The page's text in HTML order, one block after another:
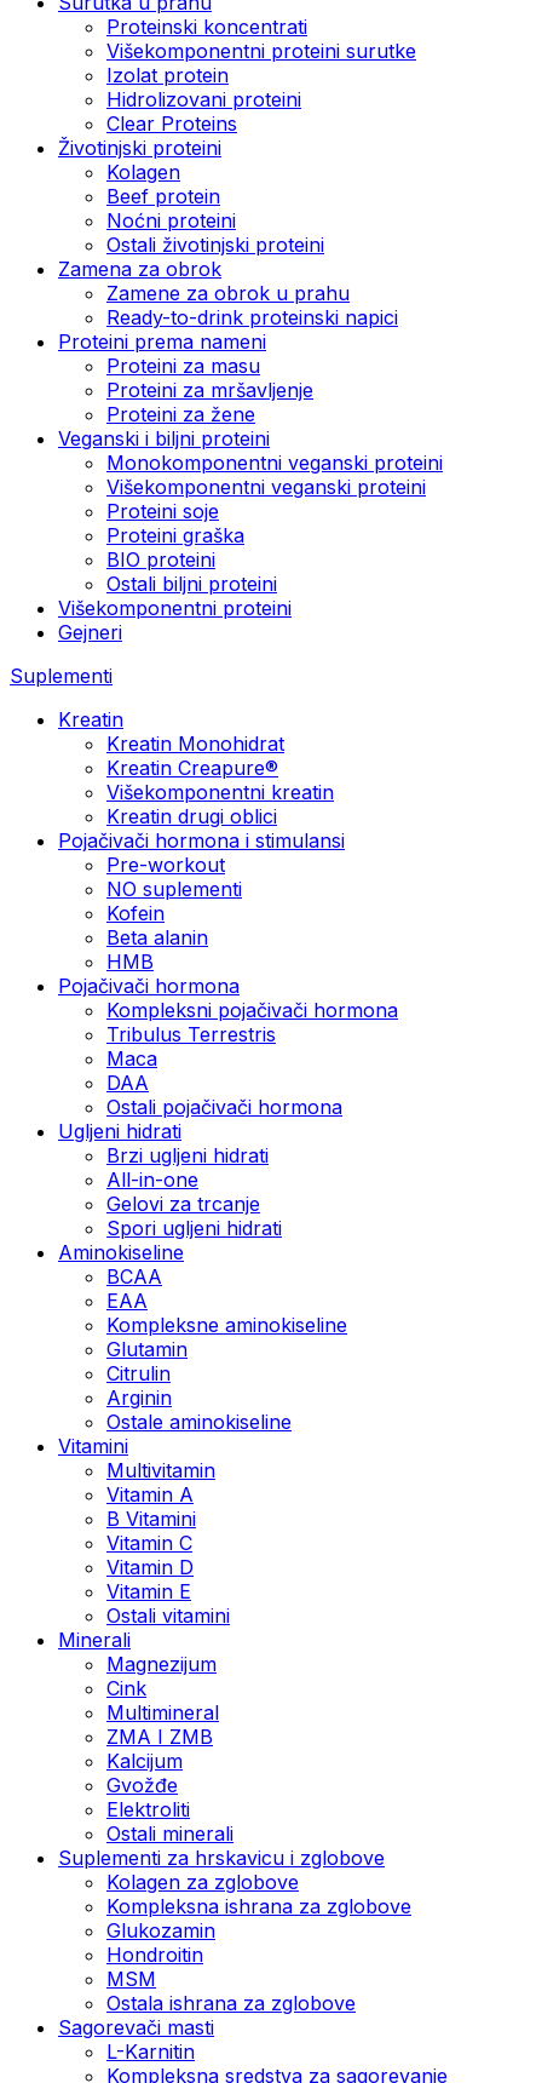
Proteinski koncentrati
Višekomponentni proteini surutke
Izolat protein
Hidrolizovani proteini
Clear Proteins
Životinjski proteini
Kolagen
Beef protein
Noćni proteini
Ostali životinjski proteini
Zamena za obrok
Zamene za obrok u prahu
Ready-to-drink proteinski napici
Proteini prema nameni
Proteini za masu
Proteini za mršavljenje
Proteini za žene
Veganski i biljni proteini
Monokomponentni veganski proteini
Višekomponentni veganski proteini
Proteini soje
Proteini graška
BIO proteini
Ostali biljni proteini
Višekomponentni proteini
Gejneri
Suplementi
Kreatin
Kreatin Monohidrat
Kreatin Creapure®
Višekomponentni kreatin
Kreatin drugi oblici
Pojačivači hormona i stimulansi
Pre-workout
NO suplementi
Kofein
Beta alanin
HMB
Pojačivači hormona
Kompleksni pojačivači hormona
Tribulus Terrestris
Maca
DAA
Ostali pojačivači hormona
Ugljeni hidrati
Brzi ugljeni hidrati
All-in-one
Gelovi za trcanje
Spori ugljeni hidrati
Aminokiseline
BCAA
ЕАА
Kompleksne aminokiseline
Glutamin
Citrulin
Arginin
Ostale aminokiseline
Vitamini
Multivitamin
Vitamin A
B Vitamini
Vitamin C
Vitamin D
Vitamin E
Ostali vitamini
Minerali
Magnezijum
Cink
Multimineral
ZMA I ZMB
Kalcijum
Gvožđe
Elektroliti
Ostali minerali
Suplementi za hrskavicu i zglobove
Kolagen za zglobove
Kompleksna ishrana za zglobove
Glukozamin
Hondroitin
MSM
Ostala ishrana za zglobove
Sagorevači masti
L-Karnitin
Kompleksna sredstva za sagorevanje